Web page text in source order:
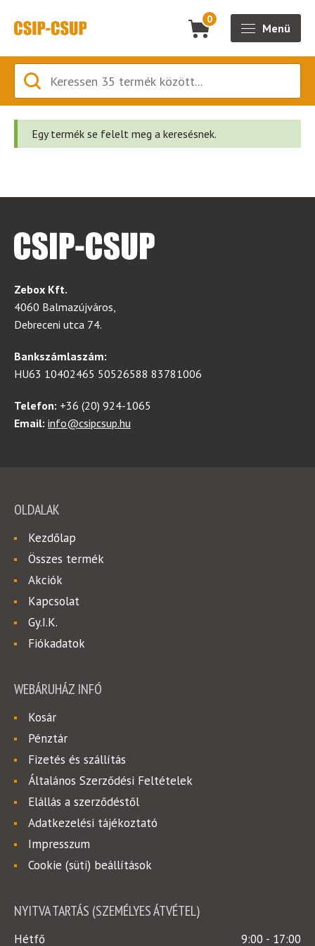
0
Menü
Egy termék se felelt meg a keresésnek.
Zebox Kft.
4060 Balmazújváros,
Debreceni utca 74.
Bankszámlaszám:
HU63 10402465 50526588 83781006
Telefon: +36 (20) 924-1065
Email: info@csipcsup.hu
OLDALAK
Kezdőlap
Összes termék
Akciók
Kapcsolat
Gy.I.K.
Fiókadatok
WEBÁRUHÁZ INFÓ
Kosár
Pénztár
Fizetés és szállítás
Általános Szerződési Feltételek
Elállás a szerződéstől
Adatkezelési tájékoztató
Impresszum
Cookie (süti) beállítások
NYITVA TARTÁS (SZEMÉLYES ÁTVÉTEL)
Hétfő 9:00 - 17:00